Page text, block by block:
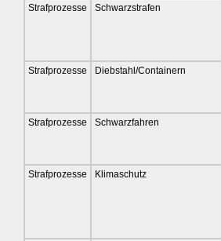
Strafprozesse
Schwarzstrafen
Strafprozesse
Diebstahl/Containern
Strafprozesse
Schwarzfahren
Strafprozesse
Klimaschutz